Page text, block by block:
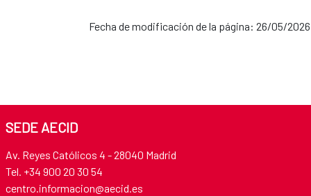
Fecha de modificación de la página: 26/05/2026
SEDE AECID
Av. Reyes Católicos 4 - 28040 Madrid
Tel. +34 900 20 30 54​​​​​​​
centro.informacion@aecid.es